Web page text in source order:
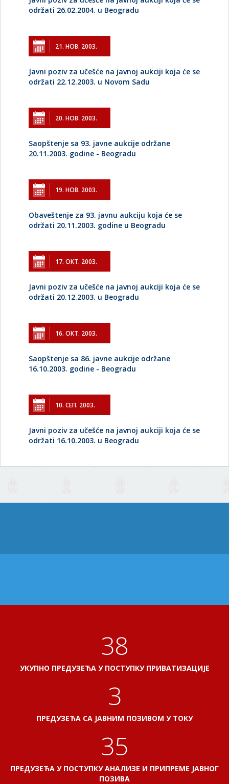
održati 26.02.2004. u Beogradu
21. НОВ. 2003.
Javni poziv za učešće na javnoj aukciji koja će se
održati 22.12.2003. u Novom Sadu
20. НОВ. 2003.
Saopštenje sa 93. javne aukcije održane
20.11.2003. godine - Beogradu
19. НОВ. 2003.
Obaveštenje za 93. javnu aukciju koja će se
održati 20.11.2003. godine u Beogradu
17. ОКТ. 2003.
Javni poziv za učešće na javnoj aukciji koja će se
održati 20.12.2003. u Beogradu
16. ОКТ. 2003.
Saopštenje sa 86. javne aukcije održane
16.10.2003. godine - Beogradu
10. СЕП. 2003.
Javni poziv za učešće na javnoj aukciji koja će se
održati 16.10.2003. u Beogradu
41
УКУПНО ПРЕДУЗЕЋА У ПОСТУПКУ ПРИВАТИЗАЦИЈЕ
3
ПРЕДУЗЕЋА СА ЈАВНИМ ПОЗИВОМ У ТОКУ
38
ПРЕДУЗЕЋА У ПОСТУПКУ АНАЛИЗЕ И ПРИПРЕМЕ ЈАВНОГ
ПОЗИВА